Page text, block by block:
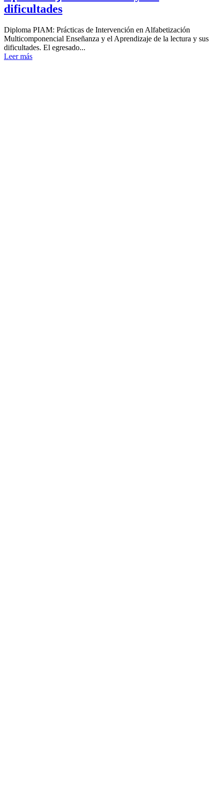
dificultades
Diploma PIAM: Prácticas de Intervención en Alfabetización
Multicomponencial Enseñanza y el Aprendizaje de la lectura y sus
dificultades. El egresado...
Leer más